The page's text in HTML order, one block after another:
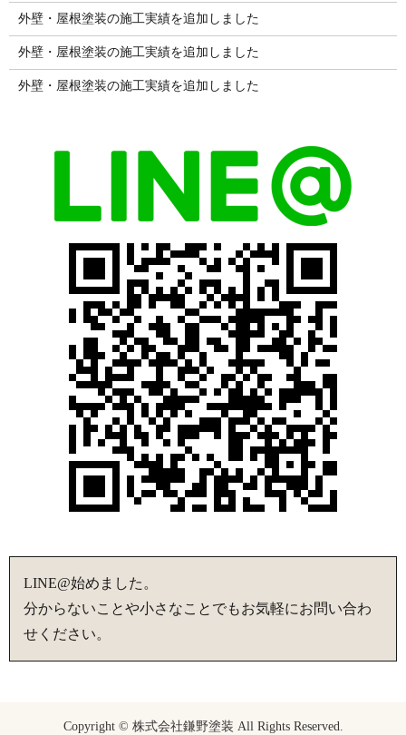
外壁・屋根塗装の施工実績を追加しました
外壁・屋根塗装の施工実績を追加しました
外壁・屋根塗装の施工実績を追加しました
LINE@始めました。
分からないことや小さなことでもお気軽にお問い合わ
せください。
Copyright © 株式会社鎌野塗装 All Rights Reserved.